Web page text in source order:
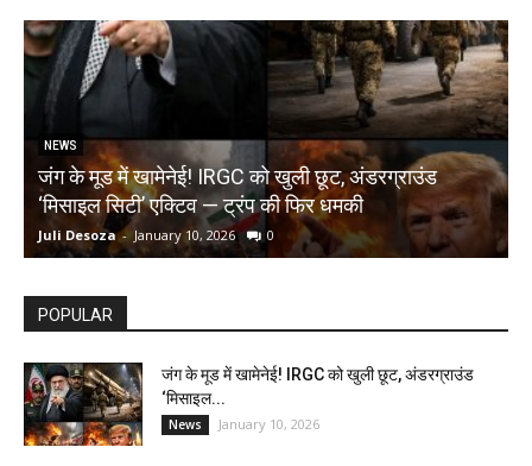
NEWS
जंग के मूड में खामेनेई! IRGC को खुली छूट, अंडरग्राउंड
‘मिसाइल सिटी’ एक्टिव — ट्रंप की फिर धमकी
Juli Desoza - January 10, 2026 0
POPULAR
जंग के मूड में खामेनेई! IRGC को खुली छूट, अंडरग्राउंड
‘मिसाइल...
News January 10, 2026